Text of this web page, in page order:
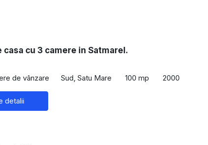
casa cu 3 camere in Satmarel.
de vânzare Sud, Satu Mare 100 mp 2000
detalii